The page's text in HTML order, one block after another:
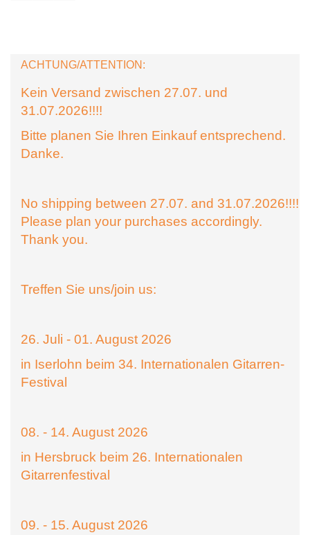
ACHTUNG/ATTENTION:
Kein Versand zwischen 27.07. und
31.07.2026!!!!
Bitte planen Sie Ihren Einkauf entsprechend.
Danke.
No shipping between 27.07. and 31.07.2026!!!!
Please plan your purchases accordingly.
Thank you.
Treffen Sie uns/join us:
26. Juli - 01. August 2026
in Iserlohn beim 34. Internationalen Gitarren-
Festival
08. - 14. August 2026
in Hersbruck beim 26. Internationalen
Gitarrenfestival
09. - 15. August 2026